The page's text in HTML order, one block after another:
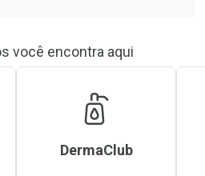
você encontra aqui
DermaClub